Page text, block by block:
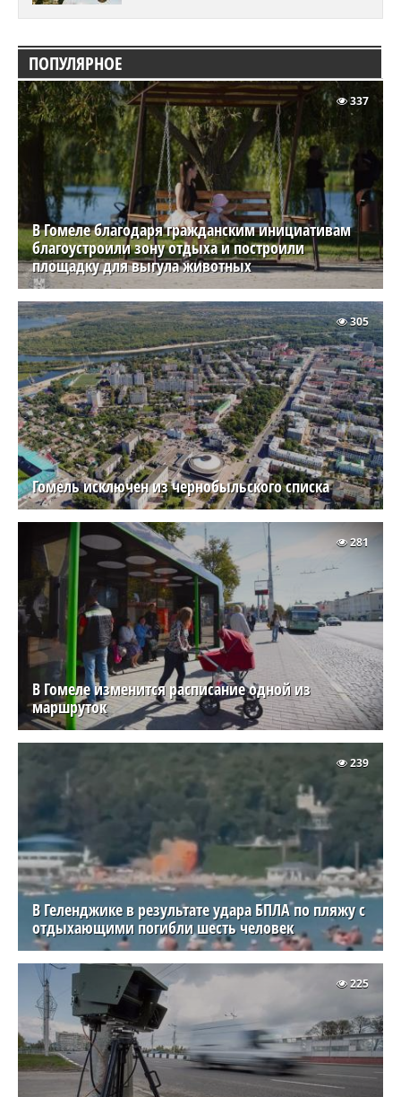
ПОПУЛЯРНОЕ
В Гомеле благодаря гражданским инициативам
благоустроили зону отдыха и построили
площадку для выгула животных
337
Гомель исключен из чернобыльского списка
305
В Гомеле изменится расписание одной из
маршруток
281
В Геленджике в результате удара БПЛА по пляжу с
отдыхающими погибли шесть человек
239
225